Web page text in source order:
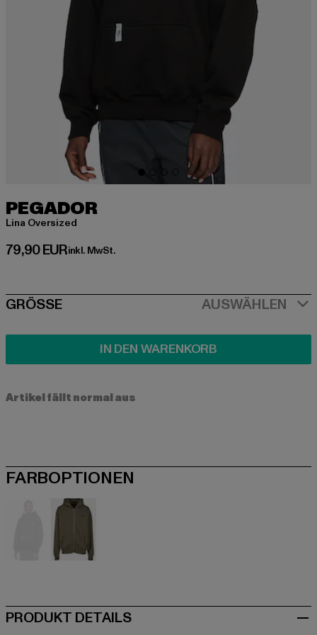
PEGADOR
Lina Oversized
79,90 EUR
Derzeitiger Preis: 79,90 EUR
inkl. MwSt.
SIZE
GRÖSSE AUSWÄHLEN
IN DEN WARENKORB
Artikel fällt normal aus
FARBOPTIONEN
PRODUKT DETAILS